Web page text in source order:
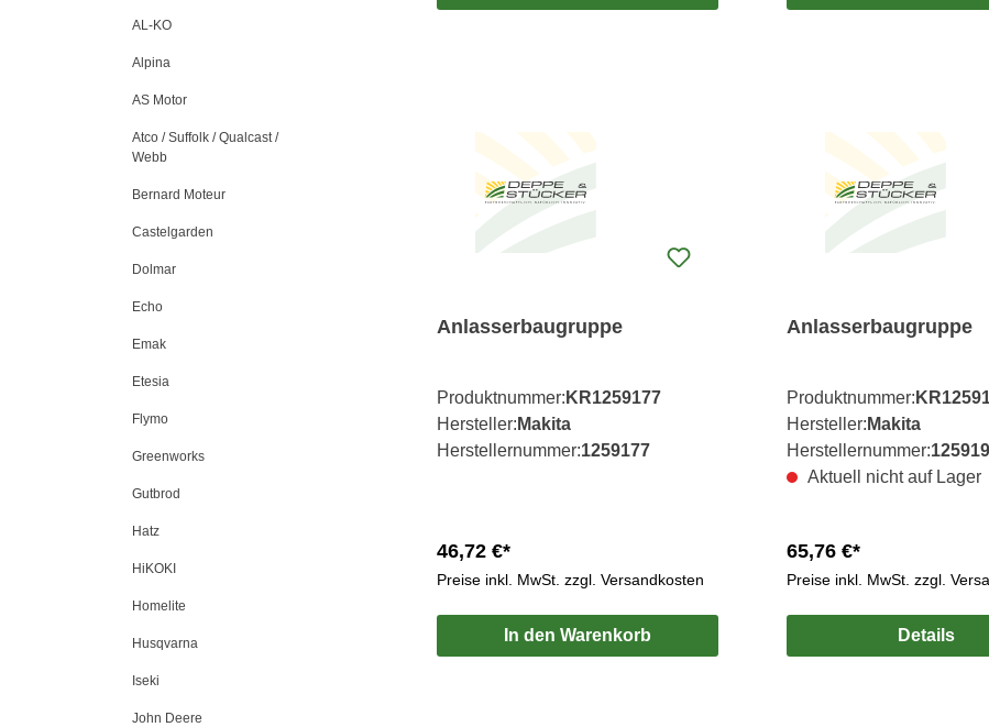
AL-KO
Alpina
AS Motor
Atco / Suffolk / Qualcast /
Webb
Bernard Moteur
Castelgarden
Dolmar
Echo
Emak
Etesia
Flymo
Greenworks
Gutbrod
Hatz
HiKOKI
Homelite
Husqvarna
Iseki
John Deere
Anlasserbaugruppe
Produktnummer: KR1259177
Hersteller: Makita
Herstellernummer:1259177
46,72 €*
Preise inkl. MwSt. zzgl. Versandkosten
In den Warenkorb
Anlasserbaugruppe
Produktnummer:
Hersteller: Makita
Herstellernummer:
Aktuell nicht auf Lager
65,76 €*
Preise inkl. MwSt. zzgl.
Details